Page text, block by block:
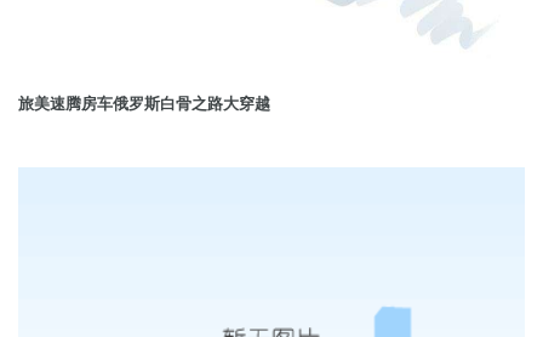
旅美速腾房车俄罗斯白骨之路大穿越